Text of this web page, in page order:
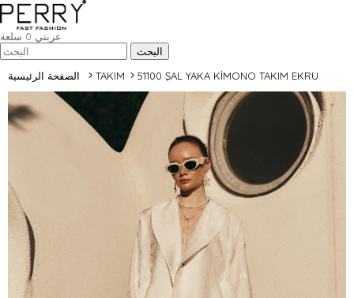
عربتي 0 سلعة
TAKIM 51100 ŞAL YAKA KİMONO TAKIM EKRU